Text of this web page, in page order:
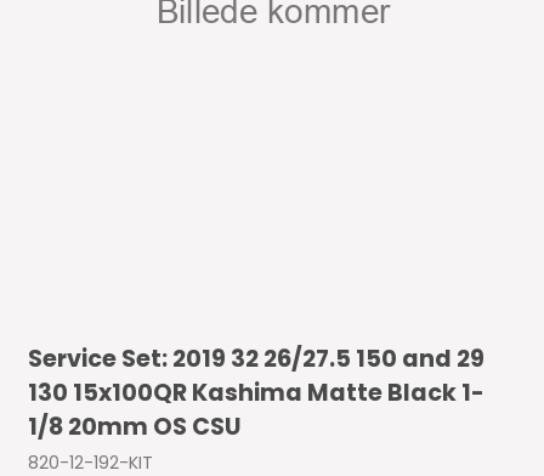
Service Set: 2019 32 26/27.5 150 and 29
130 15x100QR Kashima Matte Black 1-
1/8 20mm OS CSU
820-12-192-KIT